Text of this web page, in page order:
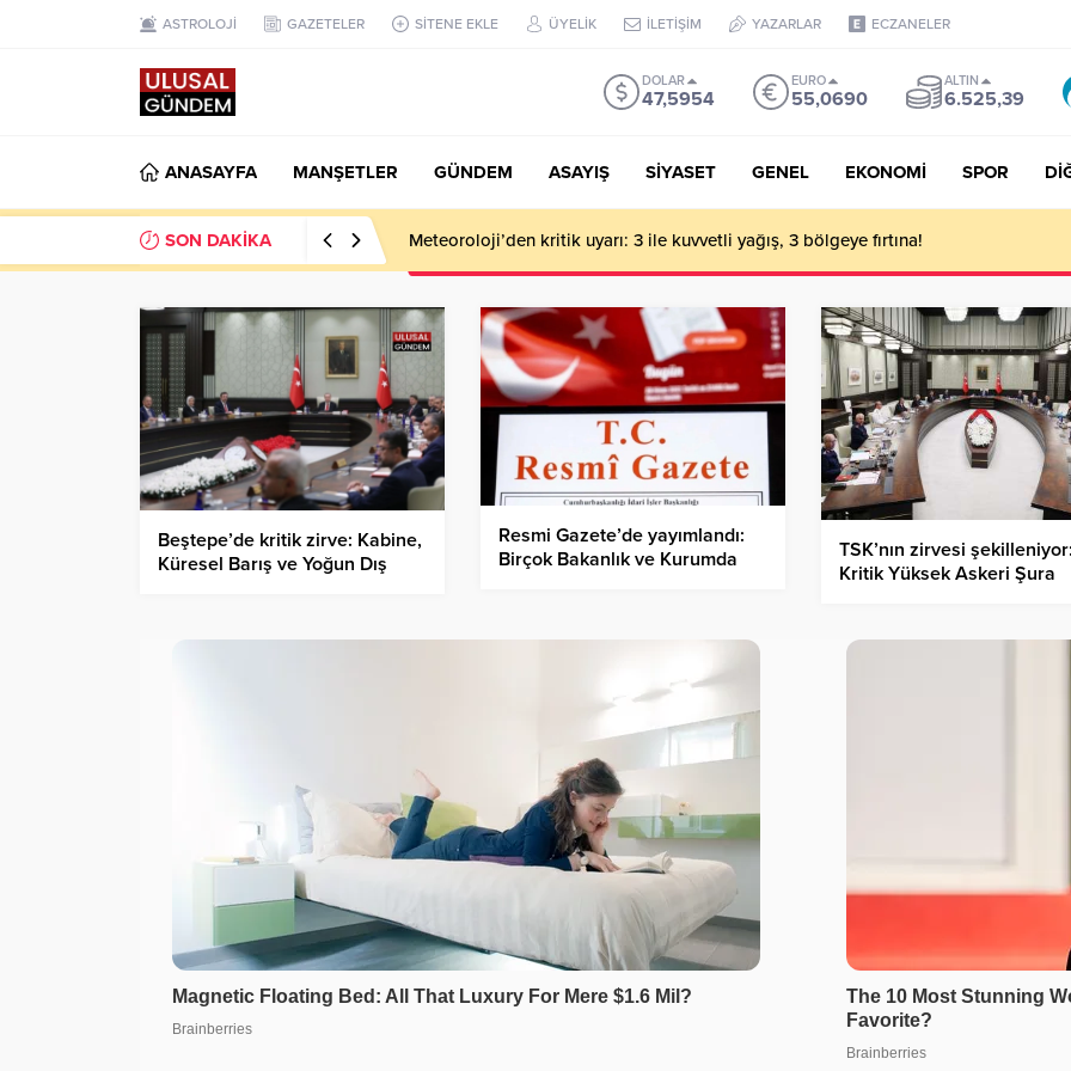
ASTROLOJİ GAZETELER SİTENE EKLE ÜYELİK İLETİŞİM YAZARLAR ECZANELER
DOLAR
47,5954
EURO
55,0690
ALTIN
6.525,39
ANASAYFA MANŞETLER GÜNDEM ASAYIŞ SİYASET GENEL EKONOMİ SPOR
SON DAKİKA Meteoroloji’den kritik uyarı: 3 ile kuvvetli yağış, 3 bölgeye fırtına!
Beştepe’de kritik zirve: Kabine,
Küresel Barış ve Yoğun Dış
Resmi Gazete’de yayımlandı:
Birçok Bakanlık ve Kurumda
TSK’nın zirvesi
Kritik Yüksek Askeri Şura